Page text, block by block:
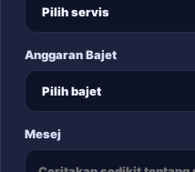
Anggaran Bajet
Mesej